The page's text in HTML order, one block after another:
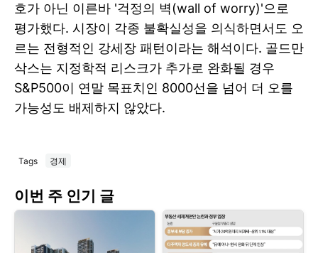
호가 아닌 이른바 '걱정의 벽(wall of worry)'으로
평가했다. 시장이 각종 불확실성을 의식하면서도 오
르는 전형적인 강세장 패턴이라는 해석이다. 골드만
삭스는 지정학적 리스크가 추가로 완화될 경우
S&P500이 연말 목표치인 8000선을 넘어 더 오를
가능성도 배제하지 않았다.
Tags 경제
이번 주 인기 글